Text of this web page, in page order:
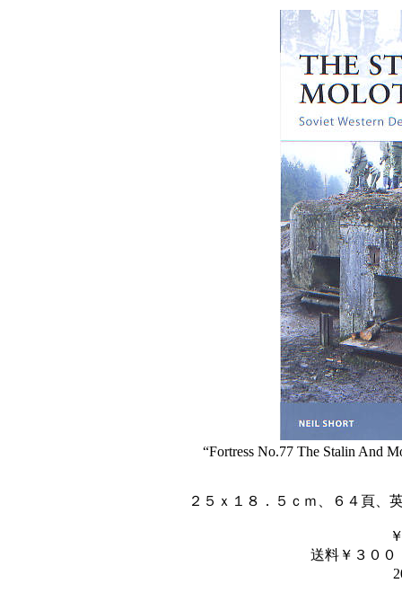
“Fortress No.77 The Stalin And
２５ｘ１８．５ｃｍ、６４頁、
送料￥３００